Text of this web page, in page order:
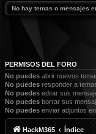
No hay temas o mensajes
PERMISOS DEL FORO
No puedes abrir nuevos
No puedes responder a
No puedes editar sus
No puedes borrar sus
No puedes enviar adjuntos
HackM365 Índice